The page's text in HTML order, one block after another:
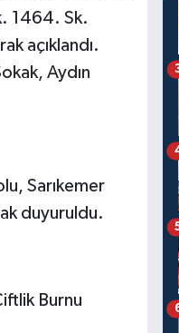
1464. Sk.
açıklandı.
Aydın
Sarıkemer
duyuruldu.
Burnu